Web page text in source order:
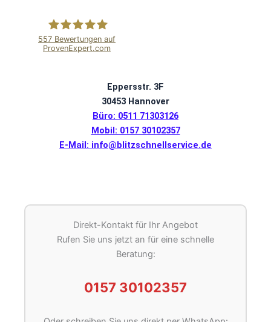
557 Bewertungen auf
ProvenExpert.com
Eppersstr. 3F
30453 Hannover
Büro: 0511 71303126
Mobil: 0157 30102357
E-Mail: info@blitzschnellservice.de
Direkt-Kontakt für Ihr Angebot
Rufen Sie uns jetzt an für eine schnelle
Beratung:
0157 30102357